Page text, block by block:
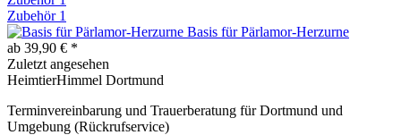
Zubehör 1
Basis für Pärlamor-Herzurne
ab 39,90 € *
Zuletzt angesehen
HeimtierHimmel Dortmund
Terminvereinbarung und Trauerberatung für Dortmund und
Umgebung (Rückrufservice)